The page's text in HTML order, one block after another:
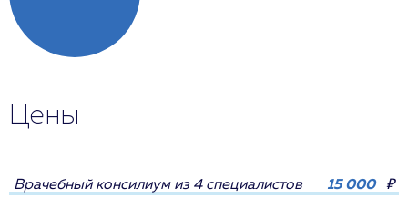
Цены
Врачебный консилиум из 4 специалистов 15 000 ₽